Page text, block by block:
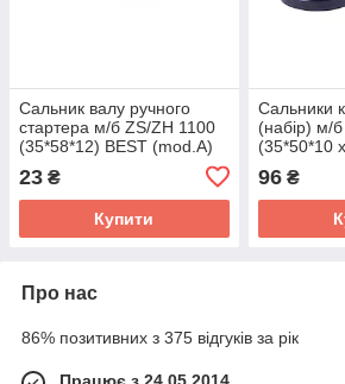
Сальник валу ручного
стартера м/б ZS/ZH 1100
(35*58*12) BEST (mod.A)
23 ₴
Купити
Сальники
(набір) м/
(35*50*10
96₴
Про нас
86% позитивних з 375 відгуків за рік